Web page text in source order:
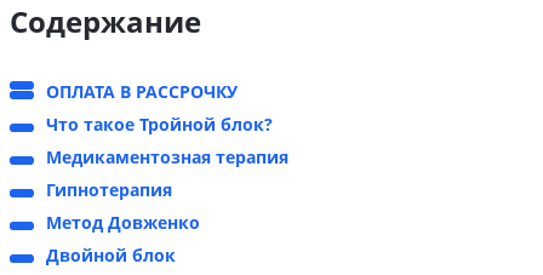
Содержание
ОПЛАТА В РАССРОЧКУ
Что такое Тройной блок?
Медикаментозная терапия
Гипнотерапия
Метод Довженко
Двойной блок